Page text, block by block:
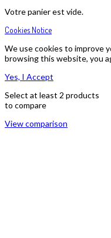
Votre panier est vide.
Cookies Notice
We use cookies to improve
browsing this website, you
Yes, I Accept
Select at least 2 products
to compare
View comparison